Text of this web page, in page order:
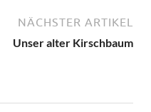
NÄCHSTER ARTIKEL
Unser alter Kirschbaum